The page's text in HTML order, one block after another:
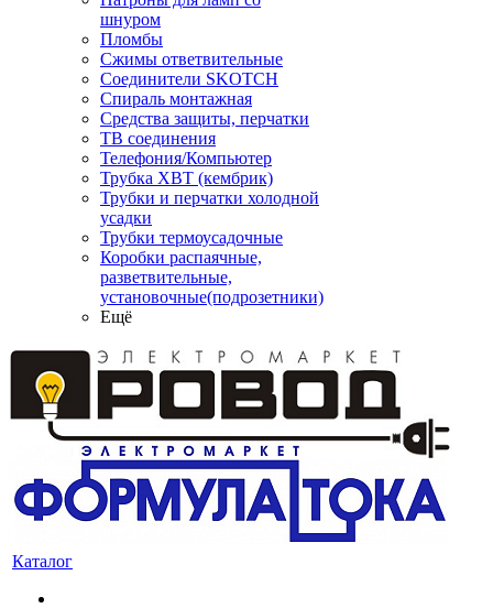
шнуром
Пломбы
Сжимы ответвительные
Соединители SKOTCH
Спираль монтажная
Средства защиты, перчатки
ТВ соединения
Телефония/Компьютер
Трубка ХВТ (кембрик)
Трубки и перчатки холодной
усадки
Трубки термоусадочные
Коробки распаячные,
разветвительные,
установочные(подрозетники)
Ещё
Каталог